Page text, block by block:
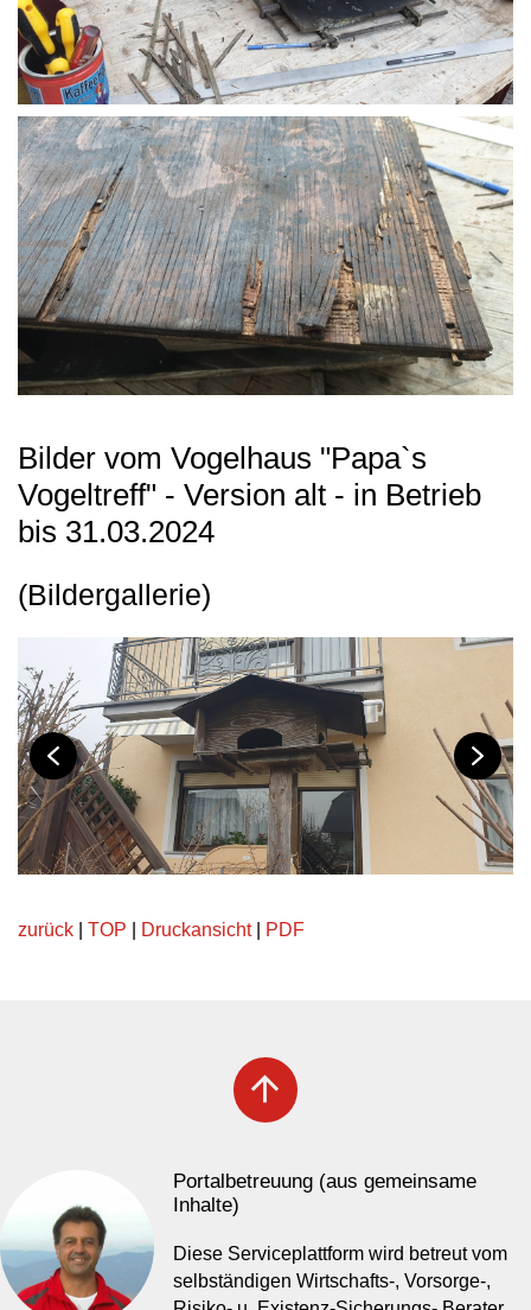
Bilder vom Vogelhaus "Papa`s
Vogeltreff" - Version alt - in Betrieb
bis 31.03.2024
(Bildergallerie)
zurück TOP Druckansicht| PDF
arrow_upward
Portalbetreuung (aus gemeinsame
Inhalte)
Diese Serviceplattform wird betreut vom
selbständigen Wirtschafts-, Vorsorge-,